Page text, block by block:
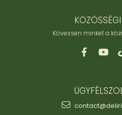
Kövessen minket a